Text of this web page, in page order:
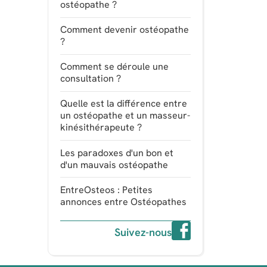
ostéopathe ?
Comment devenir ostéopathe
?
Comment se déroule une
consultation ?
Quelle est la différence entre
un ostéopathe et un masseur-
kinésithérapeute ?
Les paradoxes d'un bon et
d'un mauvais ostéopathe
EntreOsteos : Petites
annonces entre Ostéopathes
Suivez-nous